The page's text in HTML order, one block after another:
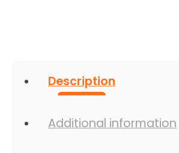
Description
Additional information